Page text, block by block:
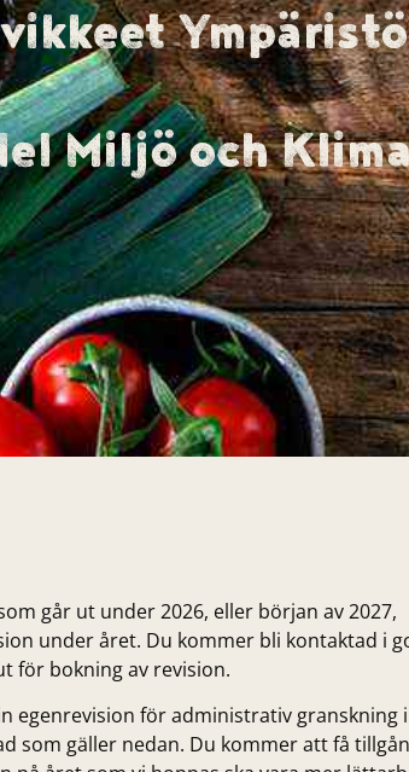
Miljö och
går ut under 2026, eller början av 2027,
under året. Du kommer bli kontaktad i
för bokning av revision.
egenrevision för administrativ granskning
som gäller nedan. Du kommer att få